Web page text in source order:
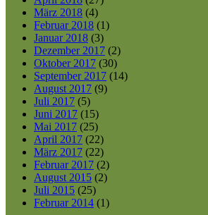
März 2018 (4)
Februar 2018 (1)
Januar 2018 (3)
Dezember 2017 (2)
Oktober 2017 (30)
September 2017 (14)
August 2017 (9)
Juli 2017 (5)
Juni 2017 (15)
Mai 2017 (25)
April 2017 (22)
März 2017 (22)
Februar 2017 (2)
August 2015 (2)
Juli 2015 (25)
Februar 2014 (1)